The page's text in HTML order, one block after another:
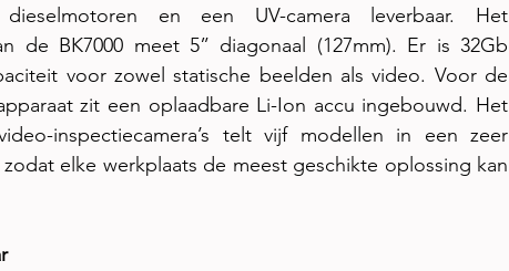
en een UV-camera leverbaar. Het
de BK7000 meet 5” diagonaal (127mm). Er is 32Gb
voor zowel statische beelden als video. Voor de
zit een oplaadbare Li-Ion accu ingebouwd. Het
inspectiecamera’s telt vijf modellen in een zeer
zodat elke werkplaats de meest geschikte oplossing kan